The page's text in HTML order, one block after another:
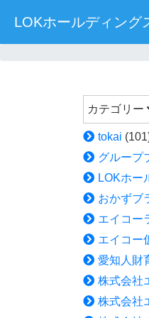
LOKホールディング
カテゴリー
tokai
グループ
LOKホー
おかずブ
エイコー
エイコー
愛知人財
株式会社
株式会社